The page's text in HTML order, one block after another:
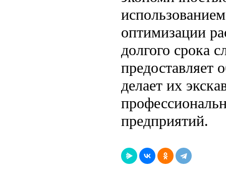
оптимизации
долгого срока
делает их
предприятий.